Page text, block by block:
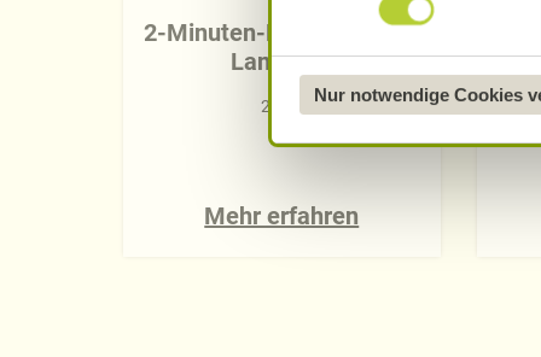
Näheres über uns erfahren
Nur notwendige Cookies
2-Minuten-Reis Naturreis
Langkorn
250 g
Mehr erfahren